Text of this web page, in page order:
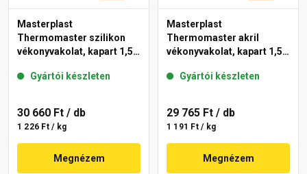
Masterplast
Thermomaster szilikon
vékonyvakolat, kapart 1,5
Gyártói készleten
30 660 Ft / db
1 226 Ft / kg
Megnézem
Masterplast
Thermomaster akril
vékonyvakolat, kapart 1,5
Gyártói készleten
29 765 Ft / db
1 191 Ft / kg
Megnézem